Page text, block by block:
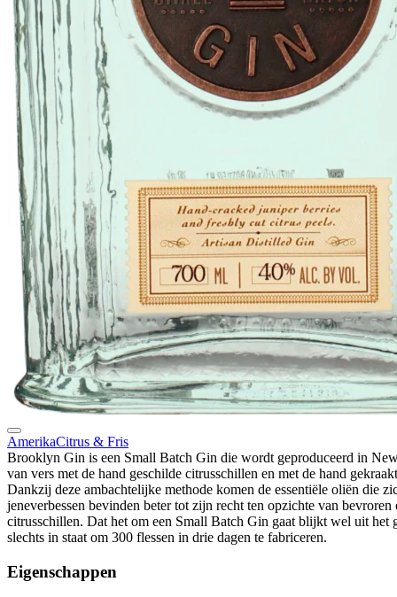
AmerikaCitrus & Fris
Brooklyn Gin is een Small Batch Gin die wordt geproduceerd in
van vers met de hand geschilde citrusschillen en met de hand
Dankzij deze ambachtelijke methode komen de essentiële oliën die
jeneverbessen bevinden beter tot zijn recht ten opzichte van bevroren
citrusschillen. Dat het om een Small Batch Gin gaat blijkt wel uit het
slechts in staat om 300 flessen in drie dagen te fabriceren.
Eigenschappen